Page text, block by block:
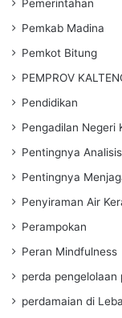
Pemerintahan
Pemkab Madina
Pemkot Bitung
PEMPROV
Pendidikan
Pengadilan Negeri
Pentingnya
Pentingnya
Penyiraman Air
Perampokan
Peran Mindfulness
perda pengelolaan
perdamaian di